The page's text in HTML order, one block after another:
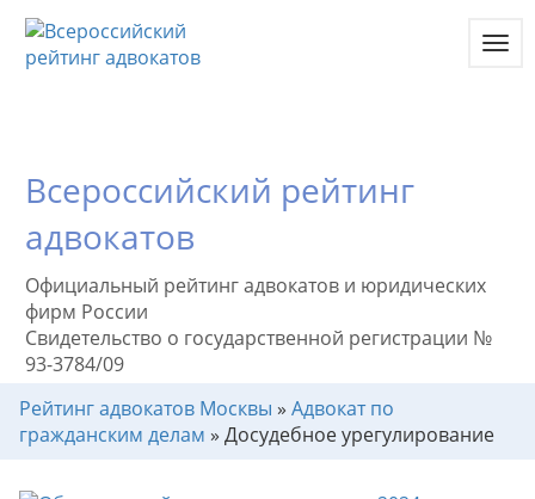
Всероссийский рейтинг
адвокатов
Официальный рейтинг адвокатов и юридических
фирм России
Свидетельство о государственной регистрации №
93-3784/09
Рейтинг адвокатов Москвы » Адвокат по
гражданским делам » Досудебное урегулирование